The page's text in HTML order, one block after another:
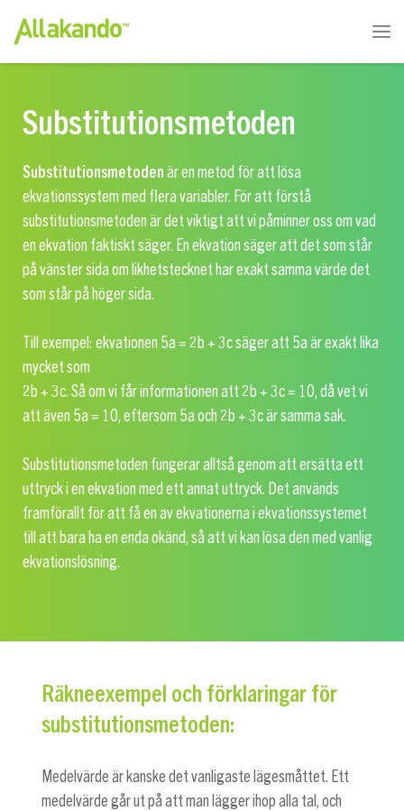
Substitutionsmetoden
Substitutionsmetoden är en metod för att lösa
ekvationssystem med flera variabler. För att förstå
substitutionsmetoden är det viktigt att vi påminner oss om vad
en ekvation faktiskt säger. En ekvation säger att det som står
på vänster sida om likhetstecknet har exakt samma värde det
som står på höger sida.
Till exempel: ekvationen 5a = 2b + 3csäger att 5a är exakt lika
mycket som
2b + 3c. Så om vi får informationen att 2b + 3c = 10, då vet vi
att även 5a = 10, eftersom 5a och 2b + 3cär samma sak.
Substitutionsmetoden fungerar alltså genom att ersätta ett
uttryck i en ekvation med ett annat uttryck. Det används
framförallt för att få en av ekvationerna i ekvationssystemet
till att bara ha en enda okänd, så att vi kan lösa den med vanlig
ekvationslösning.
Räkneexempel och förklaringar för
substitutionsmetoden:
Medelvärde är kanske det vanligaste lägesmåttet. Ett
medelvärde går ut på att man lägger ihop alla tal, och